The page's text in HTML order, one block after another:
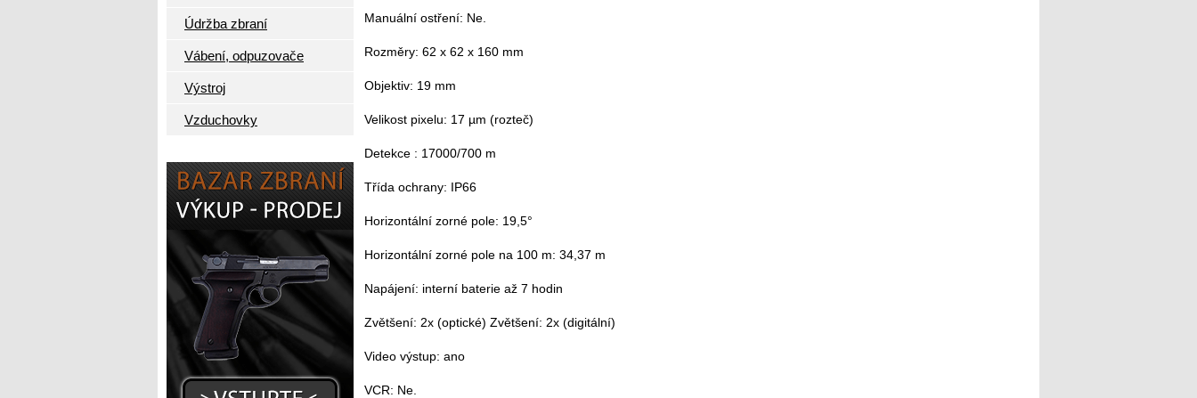
Údržba zbraní
Vábení, odpuzovače
Výstroj
Vzduchovky
Manuální ostření: Ne.
Rozměry: 62 x 62 x 160 mm
Objektiv: 19 mm
Velikost pixelu: 17 µm (rozteč)
Detekce : 17000/700 m
Třída ochrany: IP66
Horizontální zorné pole: 19,5°
Horizontální zorné pole na 100 m: 34,37 m
Napájení: interní baterie až 7 hodin
Zvětšení: 2x (optické) Zvětšení: 2x (digitální)
Video výstup: ano
VCR: Ne.